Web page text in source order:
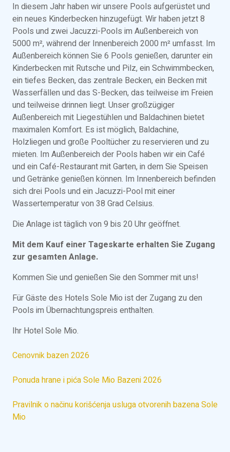
In diesem Jahr haben wir unsere Pools aufgerüstet und
ein neues Kinderbecken hinzugefügt. Wir haben jetzt 8
Pools und zwei Jacuzzi-Pools im Außenbereich von
5000 m², während der Innenbereich 2000 m² umfasst. Im
Außenbereich können Sie 6 Pools genießen, darunter ein
Kinderbecken mit Rutsche und Pilz, ein Schwimmbecken,
ein tiefes Becken, das zentrale Becken, ein Becken mit
Wasserfällen und das S-Becken, das teilweise im Freien
und teilweise drinnen liegt. Unser großzügiger
Außenbereich mit Liegestühlen und Baldachinen bietet
maximalen Komfort. Es ist möglich, Baldachine,
Holzliegen und große Pooltücher zu reservieren und zu
mieten. Im Außenbereich der Pools haben wir ein Café
und ein Café-Restaurant mit Garten, in dem Sie Speisen
und Getränke genießen können. Im Innenbereich befinden
sich drei Pools und ein Jacuzzi-Pool mit einer
Wassertemperatur von 38 Grad Celsius.
Die Anlage ist täglich von 9 bis 20 Uhr geöffnet.
Mit dem Kauf einer Tageskarte erhalten Sie Zugang
zur gesamten Anlage.
Kommen Sie und genießen Sie den Sommer mit uns!
Für Gäste des Hotels Sole Mio ist der Zugang zu den
Pools im Übernachtungspreis enthalten.
Ihr Hotel Sole Mio.
Cenovnik bazen 2026
Ponuda hrane i pića Sole Mio Bazeni 2026
Pravilnik o načinu korišćenja usluga otvorenih bazena Sole
Mio